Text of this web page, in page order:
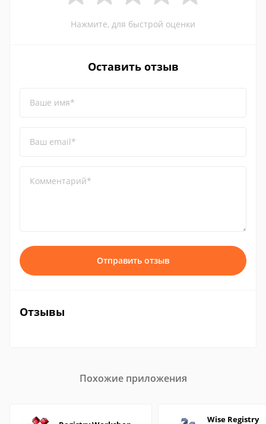
Нажмите, для быстрой оценки
Оставить отзыв
Ваше имя*
Ваш email*
Комментарий*
Отправить отзыв
Отзывы
Похожие приложения
Wise Registry